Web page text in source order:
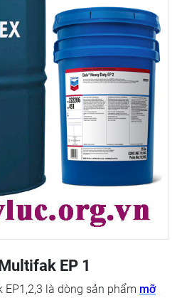
EP 1
là dòng sản phẩm mỡ